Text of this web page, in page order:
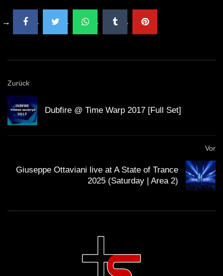
Kerri Chandler veröffentlichte 1991 sein erstes
Album, das seinen Status als House-Pionier
Plattenlabels, hat über 30 Jahre Erfahrung in der
Musikindustrie.
Teilnehmern aus verschiedenen Ländern an.
House-Musik hat ihre Wurzeln in den 1980er
freundschaftlich tief verwurzelt.
Zurück
Dubfire @ Time Warp 2017 [Full Set]
Vor
Giuseppe Ottaviani live at A State of Trance
2025 (Saturday | Area 2)